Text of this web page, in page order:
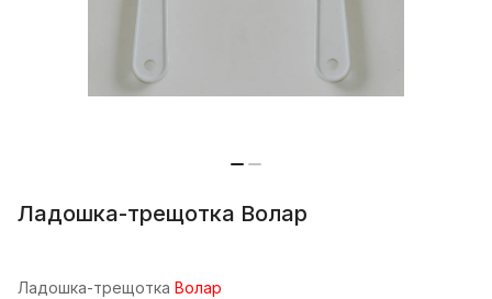
Ладошка-трещотка Волар
Ладошка-трещотка Волар